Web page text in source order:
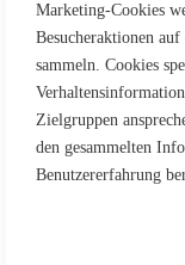
Marketing-Cookies
Besucheraktionen
sammeln. Cookies
Zielgruppen
den gesammelten
Benutzererfahrung